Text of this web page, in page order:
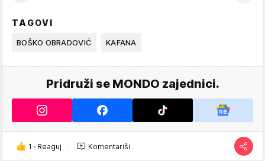
TAGOVI
BOŠKO OBRADOVIĆ KAFANA
Pridruži se MONDO zajednici.
1 · Reaguj Komentariši